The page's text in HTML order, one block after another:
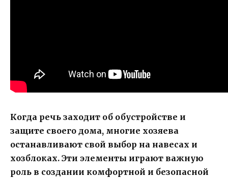
Когда речь заходит об обустройстве и
защите своего дома, многие хозяева
останавливают свой выбор на навесах и
хозблоках. Эти элементы играют важную
роль в создании комфортной и безопасной